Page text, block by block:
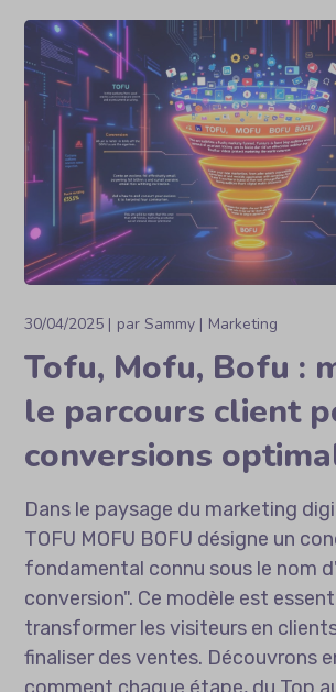
30/04/2025 parSammy Marketing
Tofu, Mofu, Bofu :
le parcours client
conversions
Dans le paysage du marketing
TOFU MOFU BOFU désigne un
fondamental connu sous le nom
conversion". Ce modèle est
transformer les visiteurs en
finaliser des ventes. Découvrons